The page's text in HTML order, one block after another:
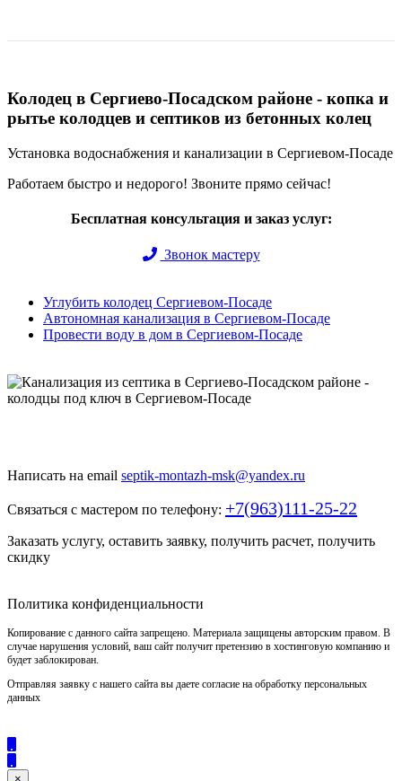
Колодец в Сергиево-Посадском районе - копка и
рытье колодцев и септиков из бетонных колец
Установка водоснабжения и канализации в Сергиевом-Посаде
Работаем быстро и недорого! Звоните прямо сейчас!
Бесплатная консультация и заказ услуг:
Звонок мастеру
Углубить колодец Сергиевом-Посаде
Автономная канализация в Сергиевом-Посаде
Провести воду в дом в Сергиевом-Посаде
Написать на email septik-montazh-msk@yandex.ru
Связаться с мастером по телефону: +7(963)111-25-22
Заказать услугу, оставить заявку, получить расчет, получить
скидку
Политика конфиденциальности
Копирование с данного сайта запрещено. Материала защищены авторским правом. В
случае нарушения условий, ваш сайт получит претензию в хостинговую компанию и
будет заблокирован.
Отправляя заявку с нашего сайта вы даете согласие на обработку персональных
данных